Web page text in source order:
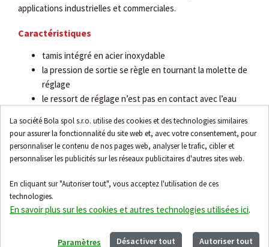
La société Bola spol s.r.o. utilise des cookies et des technologies similaires
pour assurer la fonctionnalité du site web et, avec votre consentement, pour
personnaliser le contenu de nos pages web, analyser le trafic, cibler et
personnaliser les publicités sur les réseaux publicitaires d'autres sites web.
En cliquant sur "Autoriser tout", vous acceptez l'utilisation de ces
technologies.
En savoir plus sur les cookies et autres technologies utilisées ici.
Paramètres Désactiver tout Autoriser tout
applications industrielles et commerciales.
Caractéristiques
tamis intégré en acier inoxydable
la pression de sortie se règle en tournant la molette de
réglage
le ressort de réglage n’est pas en contact avec l’eau
contre-lavage
les variations de la pression d’entrée n’influencent pas
la pression de sortie